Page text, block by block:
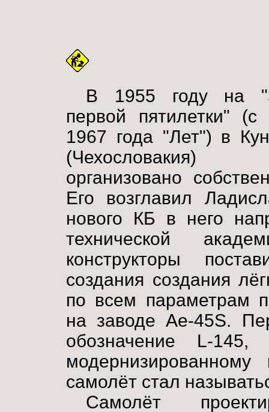
В 1955 году на
первой пятилетки" (с
1967 года "Лет") в
(Чехословакия)
организовано
Его возглавил
нового КБ в него
технической
конструкторы
создания создания
по всем параметрам
на заводе Ae-45S.
обозначение L-
самолёт стал
Самолёт